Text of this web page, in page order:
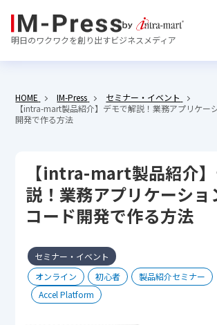
明日のワクワクを創り出すビジネスメディア
HOME IM-Press
セミナー・イベント
【intra-mart製品紹介】デモで解説！業務アプリケー
開発で作る方法
【intra-mart製品紹介
説！業務アプリケーショ
コード開発で作る方法
セミナー・イベント
オンライン
初心者
製品紹介セミナー
Accel Platform